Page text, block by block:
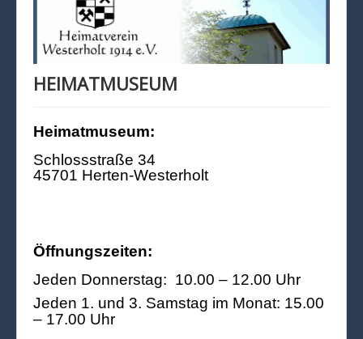
KONTAKT
IMPRESSUM
DATENSCHUTZ
HEIMATMUSEUM
Heimatmuseum:
Schlossstraße 34
45701 Herten-Westerholt
Öffnungszeiten:
Jeden Donnerstag: 10.00 – 12.00 Uhr
Jeden 1. und 3. Samstag im Monat: 15.00
– 17.00 Uhr